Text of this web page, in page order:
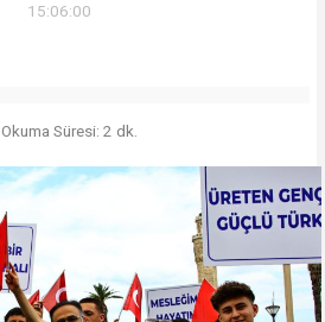
15:06:00
Okuma Süresi: 2 dk.